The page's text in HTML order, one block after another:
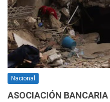
Nacional
ASOCIACIÓN